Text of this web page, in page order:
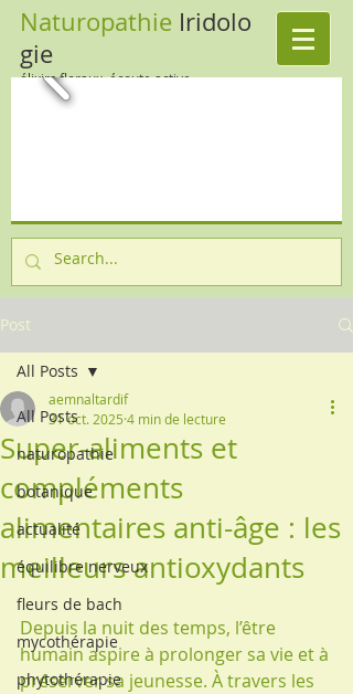
Naturopathie Iridolo
gie
élixirs floraux, écoute active
Post
All Posts
naturopathie
botanique
actualité
équilibre nerveux
fleurs de bach
mycothérapie
phytothérapie
All Posts
Super-aliments et
compléments
alimentaires anti-âge : les
meilleurs antioxydants
aemnaltardif
31 oct. 2025 4 min de lecture
Depuis la nuit des temps, l’être
humain aspire à prolonger sa vie et à
préserver sa jeunesse. À travers les